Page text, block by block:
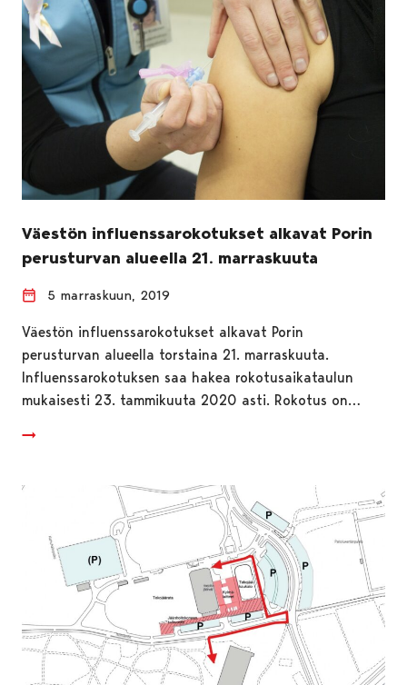
Väestön influenssarokotukset alkavat Porin
perusturvan alueella 21. marraskuuta
5 marraskuun, 2019
Väestön influenssarokotukset alkavat Porin
perusturvan alueella torstaina 21. marraskuuta.
Influenssarokotuksen saa hakea rokotusaikataulun
mukaisesti 23. tammikuuta 2020 asti. Rokotus on…